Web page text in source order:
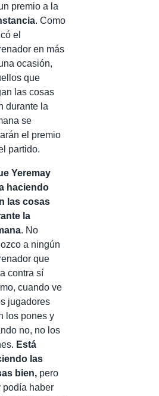
premio a la
. Como
el
en más
ocasión,
que
las cosas
durante la
se
el premio
partido.
Yeremay
haciendo
las cosas
la
. No
a ningún
que
contra sí
cuando ve
jugadores
los pones y
no, no los
Está
las
bien, pero
podía haber